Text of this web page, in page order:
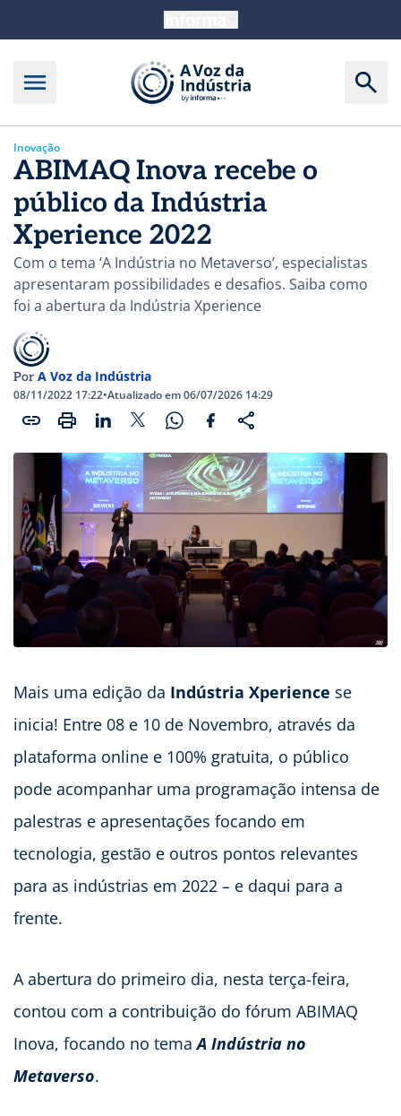
Inovação
ABIMAQ Inova recebe o
público da Indústria
Xperience 2022
Com o tema ‘A Indústria no Metaverso’, especialistas
apresentaram possibilidades e desafios. Saiba como
foi a abertura da Indústria Xperience
Por A Voz da Indústria
08/11/2022 17:22•Atualizado em 06/07/2026 14:29
Mais uma edição da Indústria Xperience se
inicia! Entre 08 e 10 de Novembro, através da
plataforma online e 100% gratuita, o público
pode acompanhar uma programação intensa de
palestras e apresentações focando em
tecnologia, gestão e outros pontos relevantes
para as indústrias em 2022 – e daqui para a
frente.
A abertura do primeiro dia, nesta terça-feira,
contou com a contribuição do fórum ABIMAQ
Inova, focando no temaA Indústria no
Metaverso.